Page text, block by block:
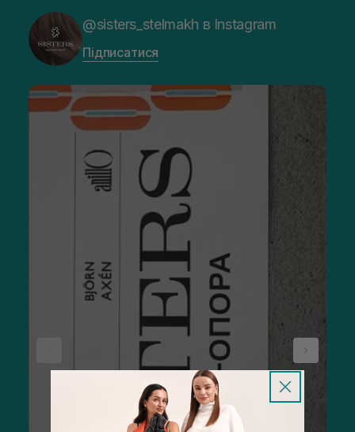
@sisters_stelmakh в Instagram
Підписатися